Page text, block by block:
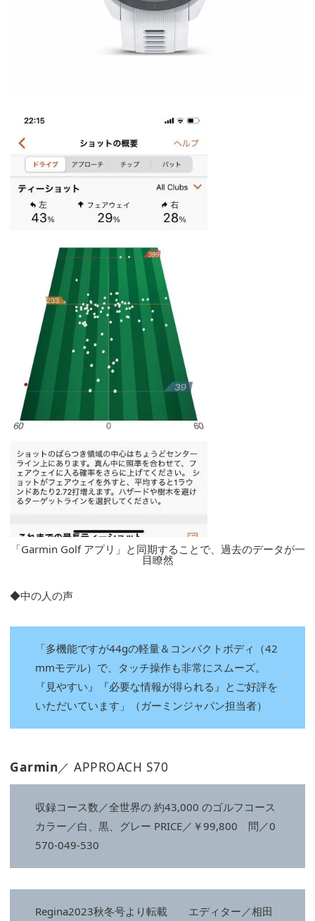
「Garmin Golf アプリ」と同期することで、過去のデータが一
目瞭然
◆中の人の声
「多機能ですが44gの軽量＆コンパクトボディ（42
mmモデル）で、タッチ操作も非常にスムーズ。
『見やすい』『必要な情報が得られる』とご好評を
いただいています」（ガーミンジャパン担当者）
Garmin／ APPROACH S70
収録コース数／全世界の 約43,000 のゴルフコース
カラー／白、黒、グレー PRICE／￥99,800 問／0
570-049-530
Regina2023秋冬号より転載 エディター／相田